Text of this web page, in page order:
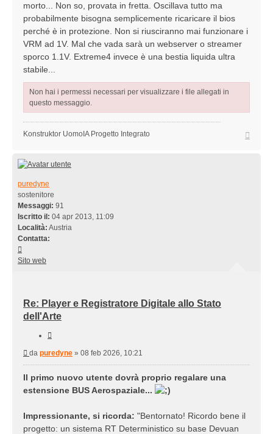
morto... Non so, provata in fretta. Oscillava tutto ma
probabilmente bisogna semplicemente ricaricare il bios
perché è in protezione. Non si riusciranno mai funzionare i
VRM ad 1V. Mal che vada sarà un webserver o streamer
sporco 1.1V. Extreme4 invece è una bestia liquida ultra
stabile...
Non hai i permessi necessari per visualizzare i file allegati in
questo messaggio.
Konstruktor UomoIA Progetto Integrato
puredyne
sostenitore
Messaggi: 91
Iscritto il: 04 apr 2013, 11:09
Località: Austria
Contatta:
puredyne
Sito web
Re: Player e Registratore Digitale allo Stato
dell'Arte
Messaggio
da puredyne » 08 feb 2026, 10:21
Il primo nuovo utente dovrà proprio regalare una
estensione BUS Aerospaziale...
Impressionante, si ricorda: "Bentornato! Ricordo bene il
progetto: un sistema RT Deterministico su base Devuan